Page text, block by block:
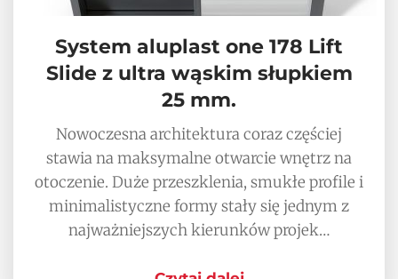
System aluplast one 178 Lift
Slide z ultra wąskim słupkiem
25 mm.
Nowoczesna architektura coraz częściej
stawia na maksymalne otwarcie wnętrz na
otoczenie. Duże przeszklenia, smukłe profile i
minimalistyczne formy stały się jednym z
najważniejszych kierunków projek…